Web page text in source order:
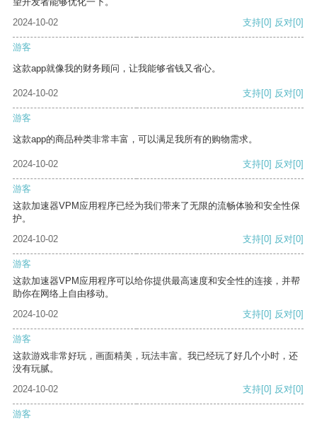
2024-10-02
支持[0] 反对[0]
游客
这款app就像我的财务顾问，让我能够省钱又省心。
2024-10-02 支持[0] 反对[0]
游客
这款app的商品种类非常丰富，可以满足我所有的购物需求。
2024-10-02 支持[0] 反对[0]
游客
这款加速器VPM应用程序已经为我们带来了无限的流畅体验和安全性保
护。
2024-10-02
支持[0] 反对[0]
游客
这款加速器VPM应用程序可以给你提供最高速度和安全性的连接，并帮
助你在网络上自由移动。
2024-10-02
支持[0] 反对[0]
游客
这款游戏非常好玩，画面精美，玩法丰富。我已经玩了好几个小时，还
没有玩腻。
2024-10-02
支持[0] 反对[0]
游客